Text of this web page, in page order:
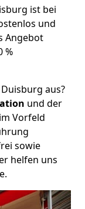
ist bei
und
Angebot
%
aus?
und der
Vorfeld
sowie
helfen uns